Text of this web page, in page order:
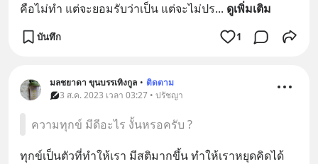
คือไม่ทำ แต่จะยอมรับว่าเป็น แต่จะไม่ปร... ดูเพิ่มเติม
บันทึก 1
มลชยาดา ขุนบรรเทิงกูล • ติดตาม
3 ส.ค. 2023 เวลา 03:27 • ปรัชญา
ความทุกข์ มีดีอะไร งั้นหรอครับ ?
ทุกข์เป็นตัวที่ทำให้เรา มีสติมากขึ้น ทำให้เราหยุดคิดได้